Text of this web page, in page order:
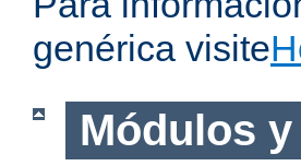
genérica visite
Módulos